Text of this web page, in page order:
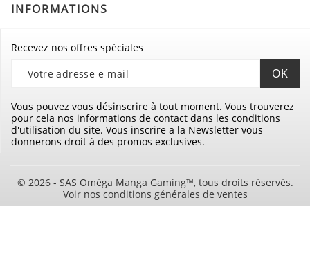
INFORMATIONS
Recevez nos offres spéciales
Vous pouvez vous désinscrire à tout moment. Vous trouverez
pour cela nos informations de contact dans les conditions
d'utilisation du site. Vous inscrire a la Newsletter vous
donnerons droit à des promos exclusives.
© 2026 - SAS Oméga Manga Gaming™, tous droits réservés.
Voir nos conditions générales de ventes